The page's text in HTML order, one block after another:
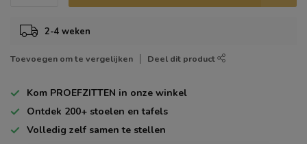
2-4 weken
Toevoegen om te vergelijken Deel dit product
Kom PROEFZITTEN in onze winkel
Ontdek 200+ stoelen en tafels
Volledig zelf samen te stellen